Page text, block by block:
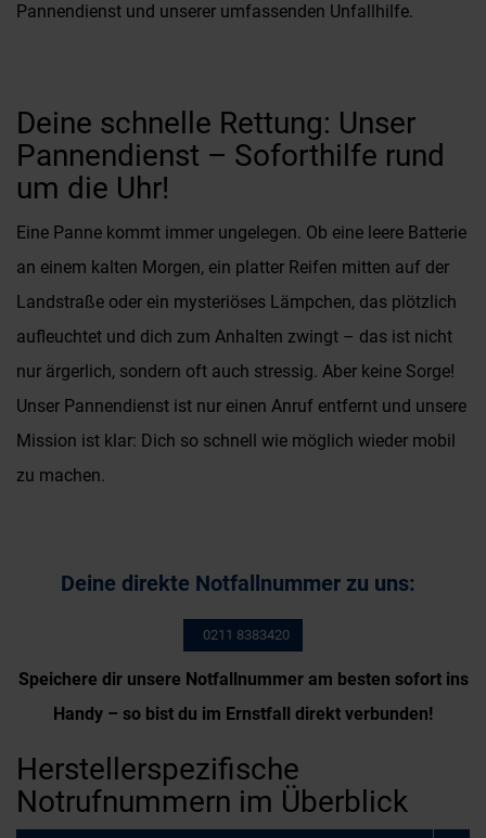
Pannendienst und unserer umfassenden Unfallhilfe.
Deine schnelle Rettung: Unser
Pannendienst – Soforthilfe rund
um die Uhr!
Eine Panne kommt immer ungelegen. Ob eine leere Batterie
an einem kalten Morgen, ein platter Reifen mitten auf der
Landstraße oder ein mysteriöses Lämpchen, das plötzlich
aufleuchtet und dich zum Anhalten zwingt – das ist nicht
nur ärgerlich, sondern oft auch stressig. Aber keine Sorge!
Unser Pannendienst ist nur einen Anruf entfernt und unsere
Mission ist klar: Dich so schnell wie möglich wieder mobil
zu machen.
Deine direkte Notfallnummer zu uns:
0211 8383420
Speichere dir unsere Notfallnummer am besten sofort ins
Handy – so bist du im Ernstfall direkt verbunden!
Herstellerspezifische
Notrufnummern im Überblick